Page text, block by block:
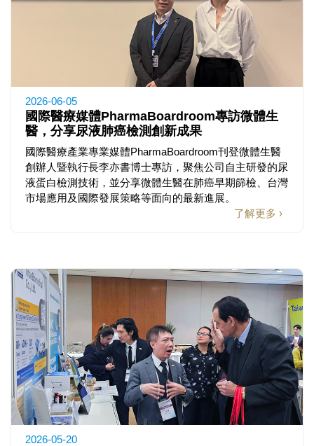
2026-06-05
國際醫療媒體PharmaBoardroom專訪微體生
醫，分享尿液肺癌檢測創新成果
國際醫療產業專業媒體PharmaBoardroom刊登微體生醫
創辦人暨執行長李亦書博士專訪，聚焦公司自主研發的尿
液蛋白檢測技術，並分享微體生醫在肺癌早期篩檢、台灣
市場應用及國際發展策略等面向的最新進展。
了解更多 ›
2026-05-20